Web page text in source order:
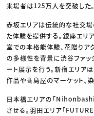
来場者は125万人を突破した。
赤坂エリアは伝統的な社交
た体験を提供する。銀座エリ
堂での本格能体験、花贈りア
の多様性を背景に渋谷ファッ
ート展示を行う。新宿エリア
作品や髙島屋のマーケット、
日本橋エリアの「
させる。羽田エリア「